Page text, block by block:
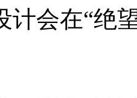
计会在“绝